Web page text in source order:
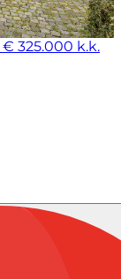
€ 325.000 k.k.